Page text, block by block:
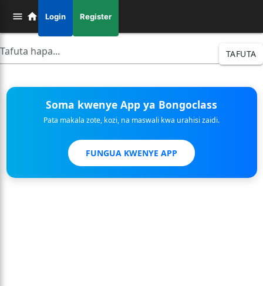
Login Register
TAFUTA
Soma kwenye App ya Bongoclass
Pata makala zote, kozi, na maswali kwa urahisi zaidi.
FUNGUA KWENYE APP